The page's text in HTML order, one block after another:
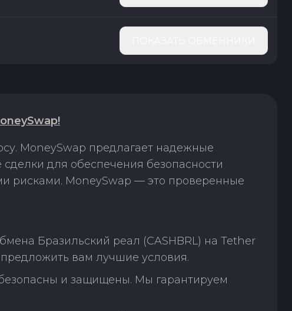
MoneySwap предлагает надежные
для обеспечения безопасности
рисками. MoneySwap — это проверенные
Бразильский реал (CASHBRL) на Tether
вам лучшие условия.
и защищены. Мы гарантируем